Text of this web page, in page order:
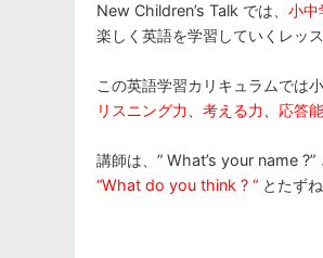
New Children’s Talk では、 小中
楽しく英語を学習していくレッ
この英語学習カリキュラムでは
リスニング力
考える力 応答
講師は、” What’s your name ?”
“What do you think ? “ とたず